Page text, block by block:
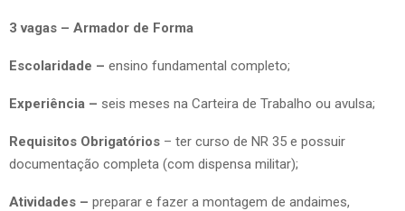
3 vagas – Armador de Forma
Escolaridade – ensino fundamental completo;
Experiência – seis meses na Carteira de Trabalho ou avulsa;
Requisitos Obrigatórios – ter curso de NR 35 e possuir
documentação completa (com dispensa militar);
Atividades – preparar e fazer a montagem de andaimes,